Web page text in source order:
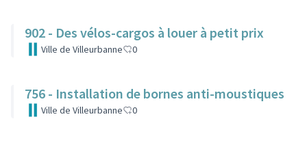
902 - Des vélos-cargos à louer à petit prix
Ville de Villeurbanne 0
756 - Installation de bornes anti-moustiques
Ville de Villeurbanne 0